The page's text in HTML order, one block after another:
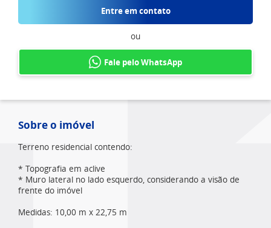
Entre em contato
ou
Fale pelo WhatsApp
Sobre o imóvel
Terreno residencial contendo:
* Topografia em aclive
* Muro lateral no lado esquerdo, considerando a visão de
frente do imóvel
Medidas: 10,00 m x 22,75 m